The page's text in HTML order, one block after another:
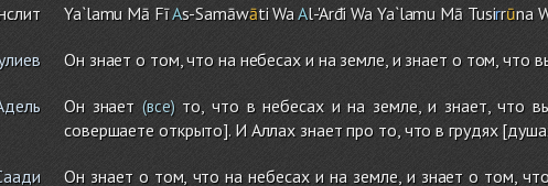
Ya`lamu Mā FīAs-Samāwāti WaAl-'Arđi Wa Ya`lamu Mā Tusirrūna
Он знает о том, что на небесах и на земле, и знает о том, что
Он знает (все)то, что в небесах и на земле, и знает, что
совершаете открыто]. И Аллах знает про то, что в грудях
Он знает о том, что на небесах и на земле, и знает о том,